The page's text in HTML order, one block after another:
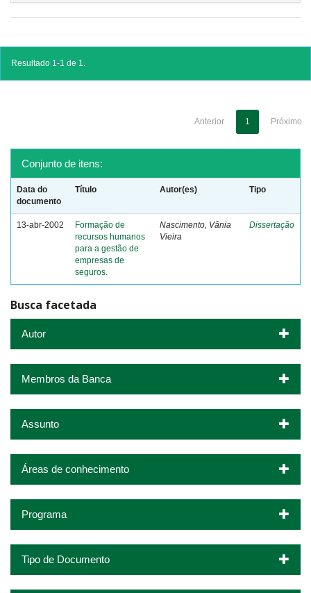
Resultado 1-1 de 1.
Anterior 1 Próximo
Conjunto de itens:
Data do
documento
Título Autor(es) Tipo
13-abr-2002
Formação de
recursos humanos
para a gestão de
empresas de
seguros.
Nascimento, Vânia
Vieira
Dissertação
Busca facetada
Autor
Membros da Banca
Assunto
Áreas de conhecimento
Programa
Tipo de Documento